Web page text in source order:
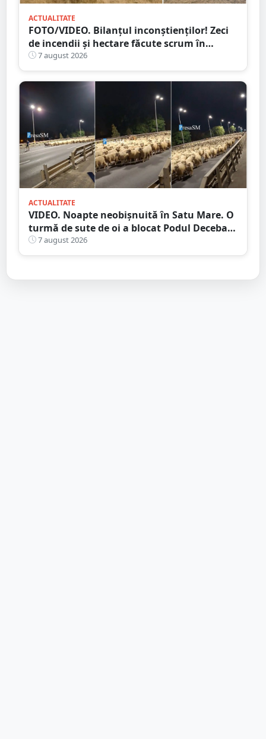
ACTUALITATE
FOTO/VIDEO. Bilanțul inconștienților! Zeci
de incendii și hectare făcute scrum în
județul Satu Mare
7 august 2026
ACTUALITATE
VIDEO. Noapte neobișnuită în Satu Mare. O
turmă de sute de oi a blocat Podul Decebal.
Gest de apreciat al ciobanului
7 august 2026